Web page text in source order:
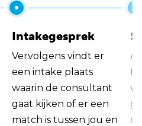
Intakegesprek
Vervolgens vindt er
een intake plaats
waarin de consultant
gaat kijken of er een
match is tussen jou en